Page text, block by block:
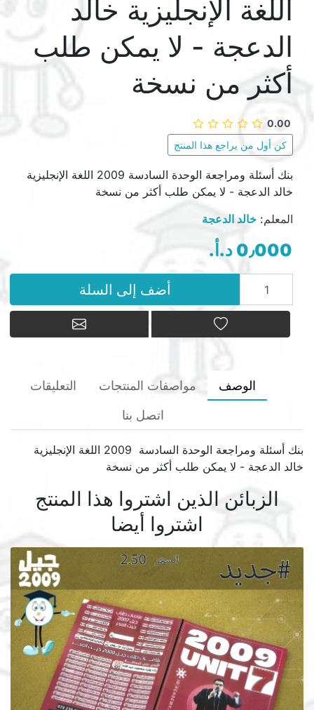
اللغة الإنجليزية خالد
الدعجة - لا يمكن طلب
أكثر من نسخة
0.00
كن أول من يراجع هذا المنتج
بنك أسئلة ومراجعة الوحدة السادسة 2009 اللغة الإنجليزية
خالد الدعجة - لا يمكن طلب أكثر من نسخة
المعلم: خالد الدعجة
0٫000 د.أ.‏
أضف إلى السلة
أضف إلى قائمة الامنيات أرسل بريد
الوصف مواصفات المنتجات
التعليقات
اتصل بنا
بنك أسئلة ومراجعة الوحدة السادسة 2009 اللغة الإنجليزية
خالد الدعجة - لا يمكن طلب أكثر من نسخة
الزبائن الذين اشتروا هذا المنتج
اشتروا أيضا